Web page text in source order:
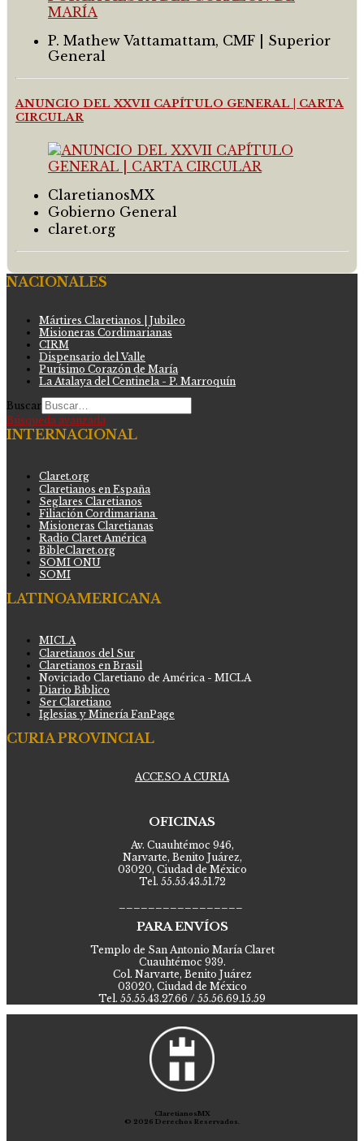
P. Mathew Vattamattam, CMF | Superior
General
ANUNCIO DEL XXVII CAPÍTULO GENERAL | CARTA
CIRCULAR
ClaretianosMX
Gobierno General
claret.org
NACIONALES
Mártires Claretianos | Jubileo
Misioneras Cordimarianas
CIRM
Dispensario del Valle
Purísimo Corazón de María
La Atalaya del Centinela - P. Marroquín
Buscar
Búsqueda avanzada
INTERNACIONAL
Claret.org
Claretianos en España
Seglares Claretianos
Filiación Cordimariana
Misioneras Claretianas
Radio Claret América
BibleClaret.org
SOMI ONU
SOMI
LATINOAMERICANA
MICLA
Claretianos del Sur
Claretianos en Brasil
Noviciado Claretiano de América - MICLA
Diario Bíblico
Ser Claretiano
Iglesias y Minería FanPage
CURIA PROVINCIAL
ACCESO A CURIA
OFICINAS
Av. Cuauhtémoc 946,
Narvarte, Benito Juárez,
03020, Ciudad de México
Tel. 55.55.43.51.72
PARA ENVÍOS
Templo de San Antonio María Claret
Cuauhtémoc 939.
Col. Narvarte, Benito Juárez
03020, Ciudad de México
Tel. 55.55.43.27.66 / 55.56.69.15.59
ClaretianosMX
© 2026 Derechos Reservados.